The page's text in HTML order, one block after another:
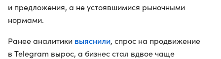
и предложения, а не устоявшимися рыночными
нормами.
Ранее аналитики выяснили, спрос на продвижение
в Telegram вырос, а бизнес стал вдвое чаще